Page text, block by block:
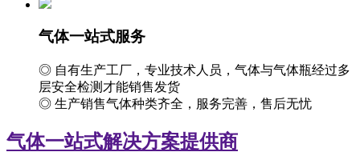
气体一站式服务
◎ 自有生产工厂，专业技术人员，气体与气体瓶经过多
层安全检测才能销售发货
◎ 生产销售气体种类齐全，服务完善，售后无忧
气体一站式解决方案提供商